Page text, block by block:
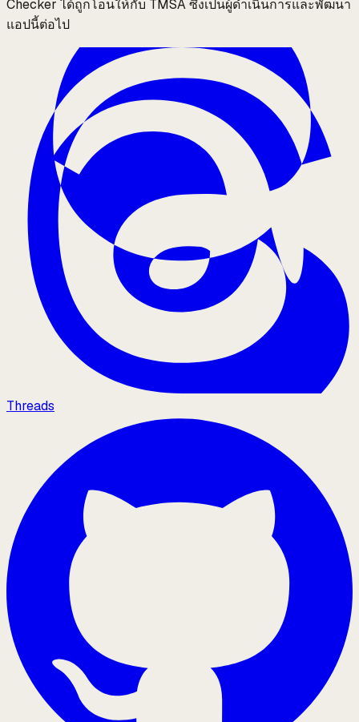
Checker ได้ถูกโอนให้กับ TMSA ซึ่งเป็นผู้ดำเนินการและพัฒนา
แอปนี้ต่อไป
Threads